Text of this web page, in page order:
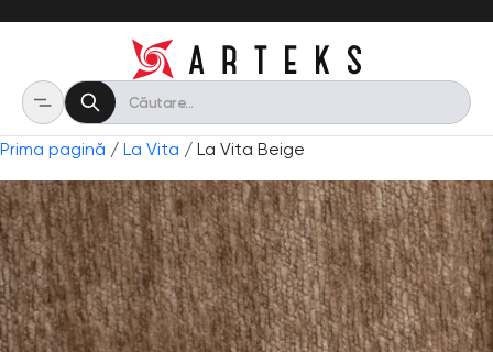
Prima pagină / La Vita / La Vita Beige